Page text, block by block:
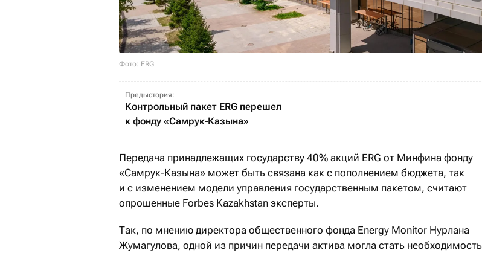
Фото: ERG
Предыстория:
Контрольный пакет ERG перешел
к фонду «Самрук-Казына»
Передача принадлежащих государству 40% акций ERG от Минфина фонду
«Самрук-Казына» может быть связана как с пополнением бюджета, так
и с изменением модели управления государственным пакетом, считают
опрошенные Forbes Kazakhstan эксперты.
Так, по мнению директора общественного фонда Energy Monitor Нурлана
Жумагулова, одной из причин передачи актива могла стать необходимость